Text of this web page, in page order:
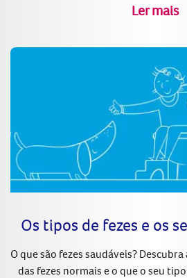
Ler mais
Os tipos de fezes e os
O que são fezes saudáveis?
das fezes normais e o que o seu